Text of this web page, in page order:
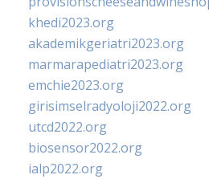
khedi2023.org
akademikgeriatri2023.org
marmarapediatri2023.org
emchie2023.org
girisimselradyoloji2022.org
utcd2022.org
biosensor2022.org
ialp2022.org